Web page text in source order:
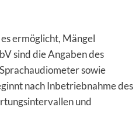
ermöglicht, Mängel
sind die Angaben des
sowie
nach Inbetriebnahme des
und